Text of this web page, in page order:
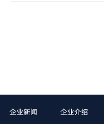
企业新闻 企业介绍